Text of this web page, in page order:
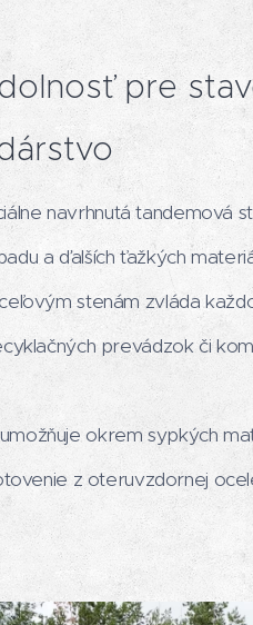
pre
navrhnutá tandemová
a ďalších ťažkých
stenám zvláda
prevádzok či
okrem sypkých
z oteruvzdornej